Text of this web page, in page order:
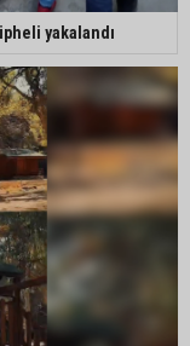
yakalandı